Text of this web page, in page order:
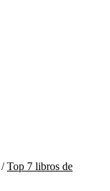
/ Top 7 libros de